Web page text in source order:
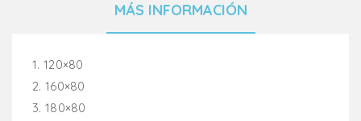
MÁS INFORMACIÓN
1. 120×80
2. 160×80
3. 180×80